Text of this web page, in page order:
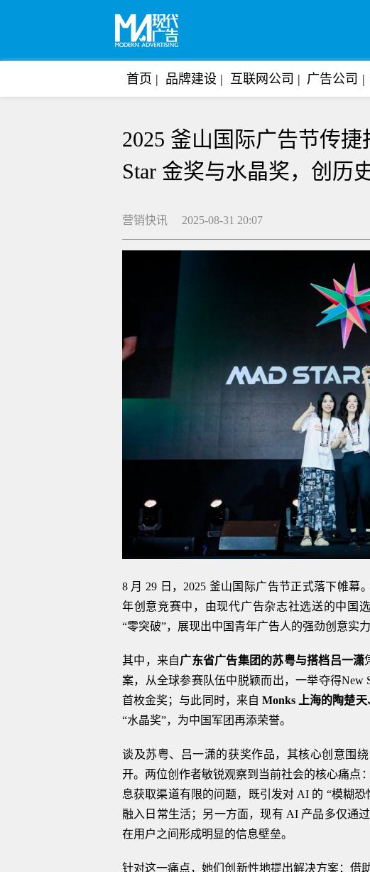
首页 品牌建设 互联网公司 广告公司
2025 釜山国际广告节传
Star 金奖与水晶奖，创历
营销快讯 2025-08-31 20:07
8 月 29 日，2025 釜山国际广告节正式落下帷幕
年创意竞赛中，由现代广告杂志社选送的中国
“零突破”，展现出中国青年广告人的强劲创意实力
其中，来自广东省广告集团的苏粤与搭档吕一潇
案，从全球参赛队伍中脱颖而出，一举夺得New
首枚金奖；与此同时，来自Monks 上海的陶楚天
“水晶奖”，为中国军团再添荣誉。
谈及苏粤、吕一潇的获奖作品，其核心创意围
开。两位创作者敏锐观察到当前社会的核心痛点
息获取渠道有限的问题，既引发对 AI 的 “模糊
融入日常生活；另一方面，现有 AI 产品多仅通
在用户之间形成明显的信息壁垒。
针对这一痛点，她们创新性地提出解决方案：借